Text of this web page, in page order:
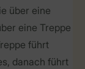
über eine
eine Treppe
führt
danach führt